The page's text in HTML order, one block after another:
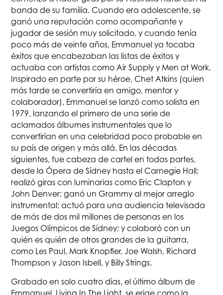
banda de su familia. Cuando era adolescente, se
ganó una reputación como acompañante y
jugador de sesión muy solicitado, y cuando tenía
poco más de veinte años, Emmanuel ya tocaba
éxitos que encabezaban las listas de éxitos y
actuaba con artistas como Air Supply y Men at Work.
Inspirado en parte por su héroe, Chet Atkins (quien
más tarde se convertiría en amigo, mentor y
colaborador), Emmanuel se lanzó como solista en
1979, lanzando el primero de una serie de
aclamados álbumes instrumentales que lo
convertirían en una celebridad poco probable en
su país de origen y más allá. En las décadas
siguientes, fue cabeza de cartel en todas partes,
desde la Ópera de Sídney hasta el Carnegie Hall;
realizó giras con luminarias como Eric Clapton y
John Denver; ganó un Grammy al mejor arreglo
instrumental; actuó para una audiencia televisada
de más de dos mil millones de personas en los
Juegos Olímpicos de Sídney; y colaboró con un
quién es quién de otros grandes de la guitarra,
como Les Paul, Mark Knopfler, Joe Walsh, Richard
Thompson y Jason Isbell, y Billy Strings.
Grabado en solo cuatro días, el último álbum de